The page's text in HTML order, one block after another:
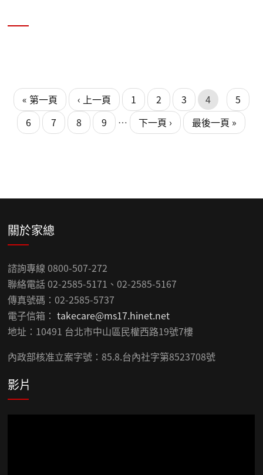
頁面
頁面
« 第一頁 ‹ 上一頁 1 2 3 4
5
6
7 8 9 … 下一頁 › 最後一頁 »
關於家總
諮詢專線 0800-507-272
聯絡電話 02-2585-5171、02-2585-5167
傳真號碼：02-2585-5737
電子信箱：takecare@ms17.hinet.net
地址：10491 台北市中山區民權西路19號7樓
內政部核准立案字號：85.8.台內社字第8523708號
影片